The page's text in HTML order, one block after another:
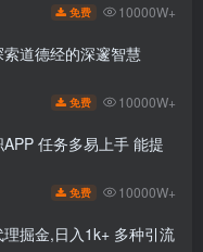
免费 10000W+
道德经的深邃智慧
免费 10000W+
任务多易上手 能提
免费 10000W+
掘金,日入1k+ 多种引流